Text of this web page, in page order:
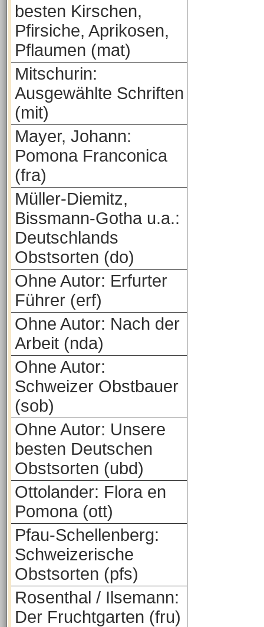
besten Kirschen,
Pfirsiche, Aprikosen,
Pflaumen (mat)
Mitschurin:
Ausgewählte Schriften
(mit)
Mayer, Johann:
Pomona Franconica
(fra)
Müller-Diemitz,
Bissmann-Gotha u.a.:
Deutschlands
Obstsorten (do)
Ohne Autor: Erfurter
Führer (erf)
Ohne Autor: Nach der
Arbeit (nda)
Ohne Autor:
Schweizer Obstbauer
(sob)
Ohne Autor: Unsere
besten Deutschen
Obstsorten (ubd)
Ottolander: Flora en
Pomona (ott)
Pfau-Schellenberg:
Schweizerische
Obstsorten (pfs)
Rosenthal / Ilsemann:
Der Fruchtgarten (fru)